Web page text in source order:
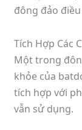
đông đảo
Tích Hợp Các
Một trong
khỏe của
tích hợp với
vẫn sử dụng.